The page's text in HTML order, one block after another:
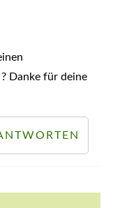
Danke für deine